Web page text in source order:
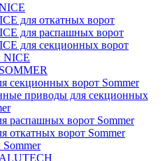
для откатных ворот
для распашных ворот
для секционных ворот
NICE
секционных ворот Sommer
приводы для секционных
распашных ворот Sommer
откатных ворот Sommer
Sommer